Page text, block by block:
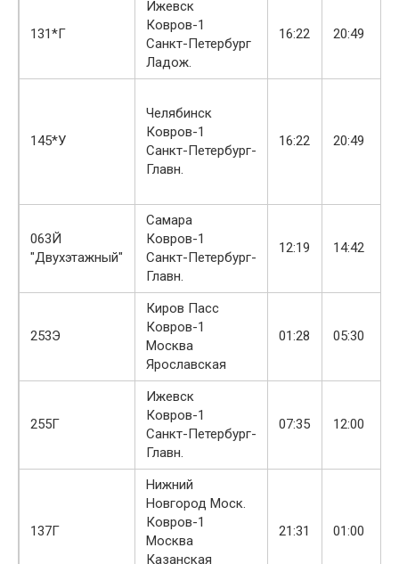
131*Г
Ижевск
Ковров-1
Санкт-Петербург
Ладож.
16:22 20:49
145*У
Челябинск
Ковров-1
Санкт-Петербург-
Главн.
16:22 20:49
063Й
"Двухэтажный"
Самара
Ковров-1
Санкт-Петербург-
Главн.
12:19 14:42
253Э
Киров Пасс
Ковров-1
Москва
Ярославская
01:28 05:30
255Г
Ижевск
Ковров-1
Санкт-Петербург-
Главн.
07:35 12:00
137Г
Нижний
Новгород Моск.
Ковров-1
Москва
Казанская
21:31 01:00